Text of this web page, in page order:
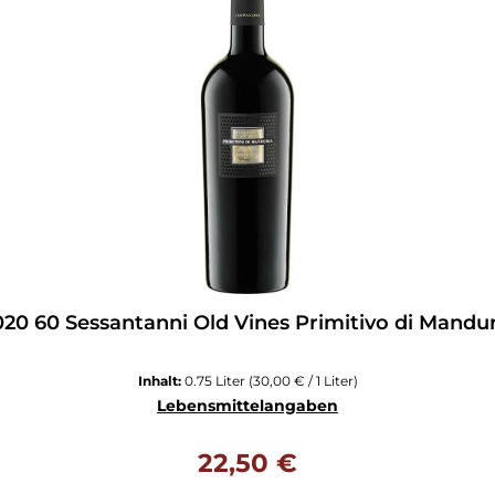
60 Sessantanni Old Vines Primitivo di
Inhalt: 0.75 Liter (30,00 € / 1 Liter)
Lebensmittelangaben
22,50 €